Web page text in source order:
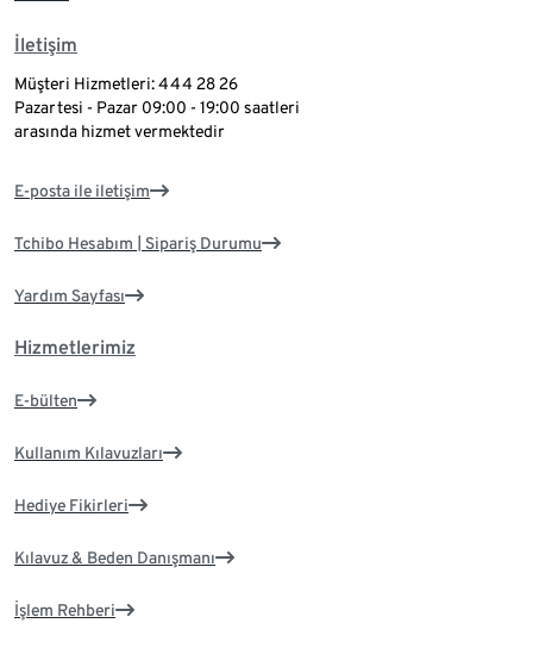
İletişim
Müşteri Hizmetleri: 444 28 26
Pazartesi - Pazar 09:00 - 19:00 saatleri
arasında hizmet vermektedir
E-posta ile iletişim
Tchibo Hesabım | Sipariş Durumu
Yardım Sayfası
Hizmetlerimiz
E-bülten
Kullanım Kılavuzları
Hediye Fikirleri
Kılavuz & Beden Danışmanı
İşlem Rehberi